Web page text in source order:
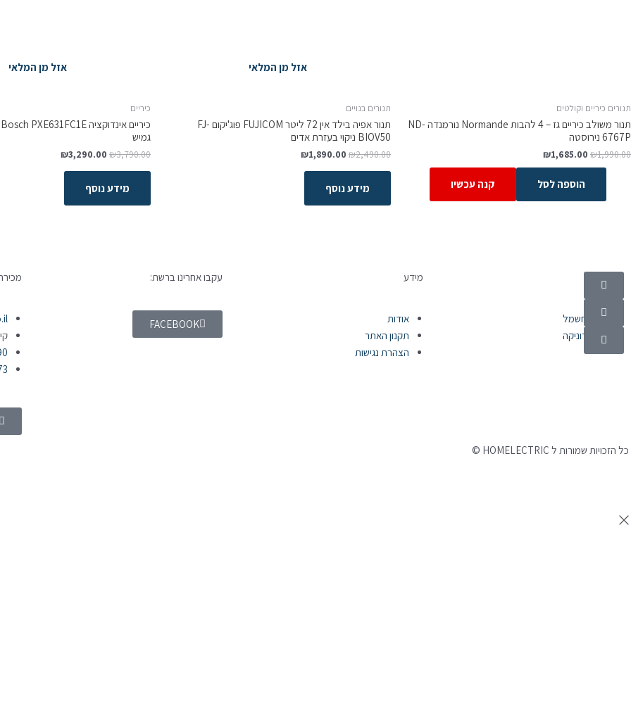
תנורים כיריים וקולטים
תנור משולב כיריים גז – 4 להבות Normande נורמנדה ND-
6767P נירוסטה
₪1,990.00
₪1,685.00
הוספה לסל קנה עכשיו
אזל מן המלאי
תנורים בנויים
תנור אפיה בילד אין 72 ליטר FUJICOM פוג'יקום FJ-
BIOV50 ניקוי בעזרת אדים
₪2,490.00
₪1,890.00
מידע נוסף
אזל מן המלאי
כיריים
גמיש
₪3,790.00
₪3,290.00
מידע נוסף
קטגוריות
מוצרי חשמל
אלקטרוניקה
מידע
אודות
תקנון האתר
הצהרת נגישות
עקבו אחרינו ברשת:
FACEBOOK
כל הזכויות שמורות ל HOMELECTRIC ©